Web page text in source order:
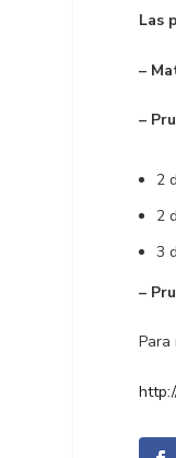
Las
–
–
2
2
3
–
Para